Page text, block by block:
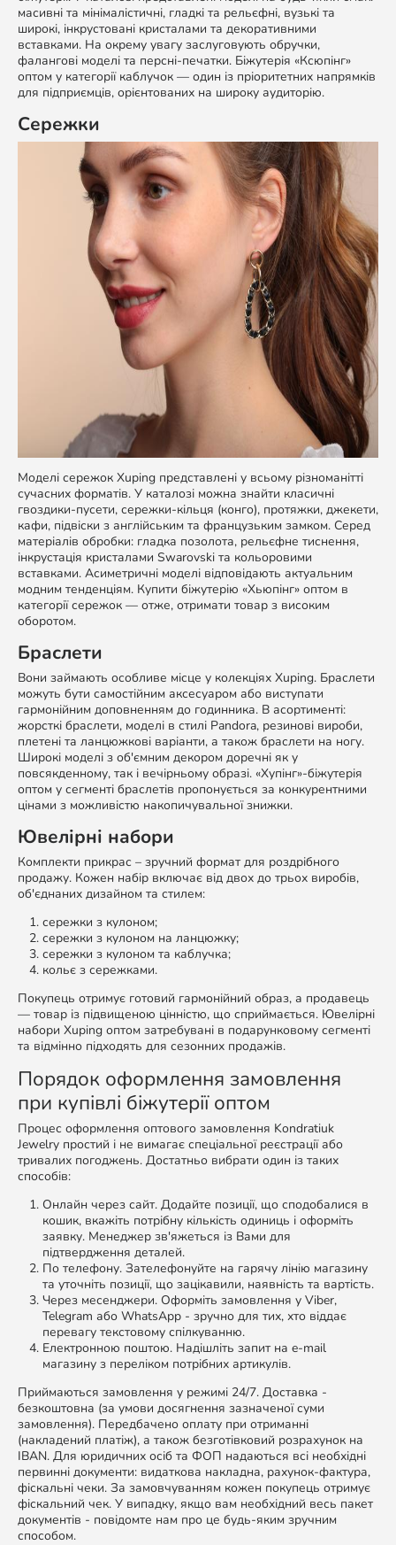
масивні та мінімалістичні, гладкі та рельєфні, вузькі та
широкі, інкрустовані кристалами та декоративними
вставками. На окрему увагу заслуговують обручки,
фалангові моделі та персні-печатки. Біжутерія «Ксюпінг»
оптом у категорії каблучок — один із пріоритетних напрямків
для підприємців, орієнтованих на широку аудиторію.
Сережки
Моделі сережок Xuping представлені у всьому різноманітті
сучасних форматів. У каталозі можна знайти класичні
гвоздики-пусети, сережки-кільця (конго), протяжки, джекети,
кафи, підвіски з англійським та французьким замком. Серед
матеріалів обробки: гладка позолота, рельєфне тиснення,
інкрустація кристалами Swarovski та кольоровими
вставками. Асиметричні моделі відповідають актуальним
модним тенденціям. Купити біжутерію «Хьюпінг» оптом в
категорії сережок — отже, отримати товар з високим
оборотом.
Браслети
Вони займають особливе місце у колекціях Xuping. Браслети
можуть бути самостійним аксесуаром або виступати
гармонійним доповненням до годинника. В асортименті:
жорсткі браслети, моделі в стилі Pandora, резинові вироби,
плетені та ланцюжкові варіанти, а також браслети на ногу.
Широкі моделі з об'ємним декором доречні як у
повсякденному, так і вечірньому образі. «Хупінг»-біжутерія
оптом у сегменті браслетів пропонується за конкурентними
цінами з можливістю накопичувальної знижки.
Ювелірні набори
Комплекти прикрас – зручний формат для роздрібного
продажу. Кожен набір включає від двох до трьох виробів,
об'єднаних дизайном та стилем:
сережки з кулоном;
сережки з кулоном на ланцюжку;
сережки з кулоном та каблучка;
кольє з сережками.
Покупець отримує готовий гармонійний образ, а продавець
— товар із підвищеною цінністю, що сприймається. Ювелірні
набори Xuping оптом затребувані в подарунковому сегменті
та відмінно підходять для сезонних продажів.
Порядок оформлення замовлення
при купівлі біжутерії оптом
Процес оформлення оптового замовлення Kondratiuk
Jewelry простий і не вимагає спеціальної реєстрації або
тривалих погоджень. Достатньо вибрати один із таких
способів:
Онлайн через сайт. Додайте позиції, що сподобалися в
кошик, вкажіть потрібну кількість одиниць і оформіть
заявку. Менеджер зв'яжеться із Вами для
підтвердження деталей.
По телефону. Зателефонуйте на гарячу лінію магазину
та уточніть позиції, що зацікавили, наявність та вартість.
Через месенджери. Оформіть замовлення у Viber,
Telegram або WhatsApp - зручно для тих, хто віддає
перевагу текстовому спілкуванню.
Електронною поштою. Надішліть запит на e-mail
магазину з переліком потрібних артикулів.
Приймаються замовлення у режимі 24/7. Доставка -
безкоштовна (за умови досягнення зазначеної суми
замовлення). Передбачено оплату при отриманні
(накладений платіж), а також безготівковий розрахунок на
IBAN. Для юридичних осіб та ФОП надаються всі необхідні
первинні документи: видаткова накладна, рахунок-фактура,
фіскальні чеки. За замовчуванням кожен покупець отримує
фіскальний чек. У випадку, якщо вам необхідний весь пакет
документів - повідомте нам про це будь-яким зручним
способом.